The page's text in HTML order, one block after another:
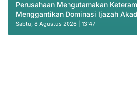
Perusahaan Mengutamakan
Menggantikan Dominasi Ijazah
Sabtu, 8 Agustus 2026 | 13:47